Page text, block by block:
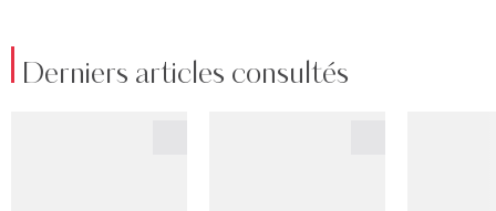
Derniers articles consultés